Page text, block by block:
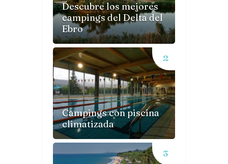
Descubre los mejores
campings del Delta del
Ebro
Campings con piscina
climatizada